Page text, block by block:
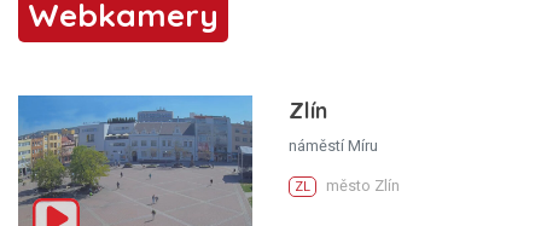
Webkamery
Zlín
náměstí Míru
ZL město Zlín